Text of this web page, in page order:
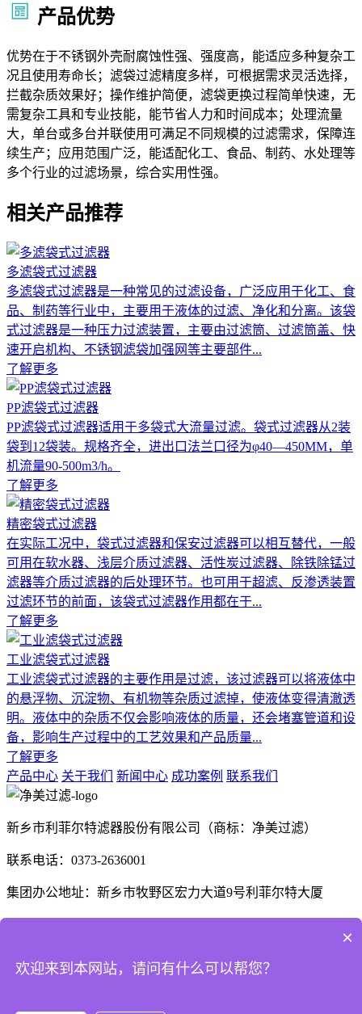
产品优势
优势在于不锈钢外壳耐腐蚀性强、强度高，能适应多种复杂工
况且使用寿命长；滤袋过滤精度多样，可根据需求灵活选择，
拦截杂质效果好；操作维护简便，滤袋更换过程简单快速，无
需复杂工具和专业技能，能节省人力和时间成本；处理流量
大，单台或多台并联使用可满足不同规模的过滤需求，保障连
续生产；应用范围广泛，能适配化工、食品、制药、水处理等
多个行业的过滤场景，综合实用性强。
相关产品推荐
多滤袋式过滤器
多滤袋式过滤器是一种常见的过滤设备，广泛应用于化工、食
品、制药等行业中，主要用于液体的过滤、净化和分离。该袋
式过滤器是一种压力过滤装置，主要由过滤筒、过滤筒盖、快
速开启机构、不锈钢滤袋加强网等主要部件...
了解更多
PP滤袋式过滤器
PP滤袋式过滤器适用于多袋式大流量过滤。袋式过滤器从2装
袋到12袋装。规格齐全，进出口法兰口径为φ40—450MM，单
机流量90-500m3/h。
了解更多
精密袋式过滤器
在实际工况中，袋式过滤器和保安过滤器可以相互替代，一般
可用在软水器、浅层介质过滤器、活性炭过滤器、除铁除锰过
滤器等介质过滤器的后处理环节。也可用于超滤、反渗透装置
过滤环节的前面，该袋式过滤器作用都在于...
了解更多
工业滤袋式过滤器
工业滤袋式过滤器的主要作用是过滤，该过滤器可以将液体中
的悬浮物、沉淀物、有机物等杂质过滤掉，使液体变得清澈透
明。液体中的杂质不仅会影响液体的质量，还会堵塞管道和设
备，影响生产过程中的工艺效果和产品质量...
了解更多
产品中心 关于我们 新闻中心 成功案例 联系我们
新乡市利菲尔特滤器股份有限公司（商标：净美过滤）
联系电话：0373-2636001
集团办公地址：新乡市牧野区宏力大道9号利菲尔特大厦
河南省商丘市梁园区晨风大道1号
×
欢迎来到本网站，请问有什么可以帮您？